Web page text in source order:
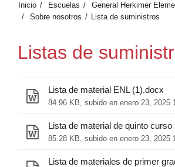
Inicio Escuelas
General Herkimer
Sobre nosotros
Lista de suministros
Listas de
Lista de material ENL (1).docx
84.96 KB, subido en enero 23, 2025
Lista de material de quinto curso
85.28 KB, subido en enero 23, 2025
Lista de materiales de primer